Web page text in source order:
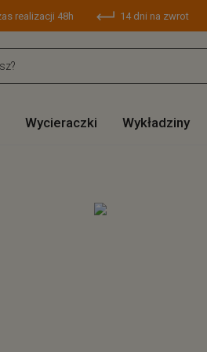
realizacji 48h 14 dni na zwrot
Wycieraczki Wykładziny